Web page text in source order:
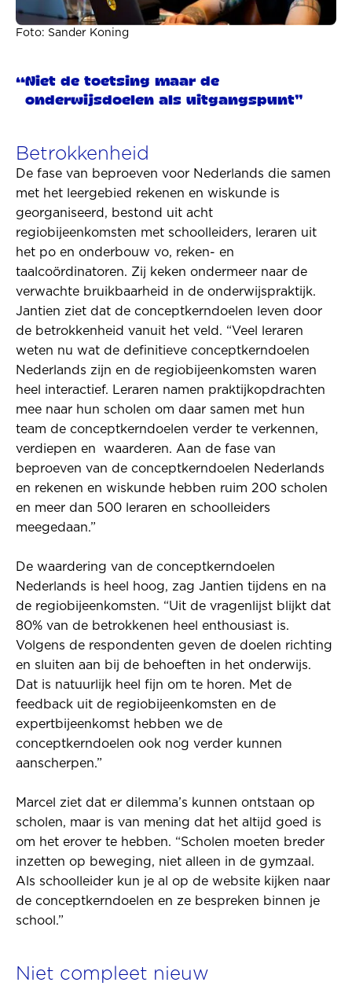
Foto: Sander Koning
Niet de toetsing maar de
onderwijsdoelen als uitgangspunt"
Betrokkenheid
De fase van beproeven voor Nederlands die samen
met het leergebied rekenen en wiskunde is
georganiseerd, bestond uit acht
regiobijeenkomsten met schoolleiders, leraren uit
het po en onderbouw vo, reken- en
taalcoördinatoren. Zij keken ondermeer naar de
verwachte bruikbaarheid in de onderwijspraktijk.
Jantien ziet dat de conceptkerndoelen leven door
de betrokkenheid vanuit het veld. “Veel leraren
weten nu wat de definitieve conceptkerndoelen
Nederlands zijn en de regiobijeenkomsten waren
heel interactief. Leraren namen praktijkopdrachten
mee naar hun scholen om daar samen met hun
team de conceptkerndoelen verder te verkennen,
verdiepen en waarderen. Aan de fase van
beproeven van de conceptkerndoelen Nederlands
en rekenen en wiskunde hebben ruim 200 scholen
en meer dan 500 leraren en schoolleiders
meegedaan.”
De waardering van de conceptkerndoelen
Nederlands is heel hoog, zag Jantien tijdens en na
de regiobijeenkomsten. “Uit de vragenlijst blijkt dat
80% van de betrokkenen heel enthousiast is.
Volgens de respondenten geven de doelen richting
en sluiten aan bij de behoeften in het onderwijs.
Dat is natuurlijk heel fijn om te horen. Met de
feedback uit de regiobijeenkomsten en de
expertbijeenkomst hebben we de
conceptkerndoelen ook nog verder kunnen
aanscherpen.”
Marcel ziet dat er dilemma’s kunnen ontstaan op
scholen, maar is van mening dat het altijd goed is
om het erover te hebben. “Scholen moeten breder
inzetten op beweging, niet alleen in de gymzaal.
Als schoolleider kun je al op de website kijken naar
de conceptkerndoelen en ze bespreken binnen je
school.”
Niet compleet nieuw